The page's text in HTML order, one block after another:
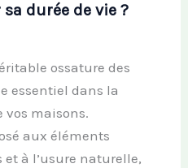
durée de vie ?
ossature des
essentiel dans la
maisons.
aux éléments
à l’usure naturelle,